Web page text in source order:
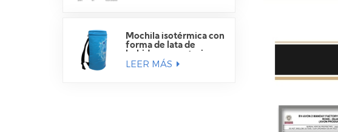
Mochila isotérmica con
forma de lata de
LEER MÁS